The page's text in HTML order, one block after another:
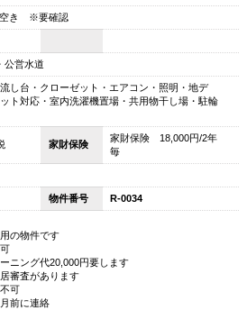
空き ※要確認
公営水道
し台・クローゼット・エアコン・照明・地デ
ト対応・室内洗濯機置場・共用物干し場・駐輪
家財保険
家財保険 18,000円/2年
毎
物件番号 R-0034
の物件です
ニング代20,000円要します
審査があります
可
前に連絡